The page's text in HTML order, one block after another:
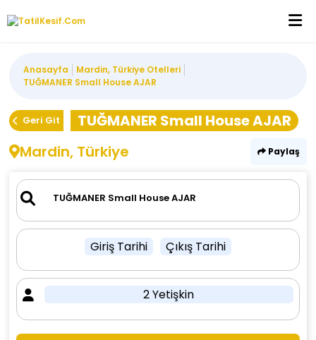
Anasayfa
Mardin, Türkiye Otelleri
TUĞMANER Small House AJAR
Geri Git
TUĞMANER Small House AJAR
Mardin, Türkiye
Paylaş
Giriş Tarihi Çıkış Tarihi
2 Yetişkin